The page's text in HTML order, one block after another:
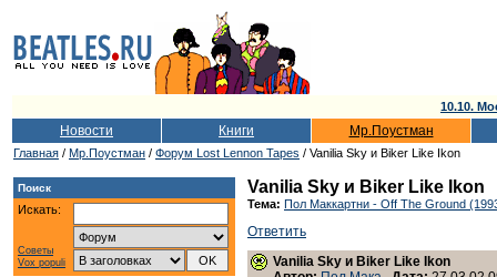
10.10.
Новости Книги Мр.Поустман
Главная / Мр.Поустман / Форум Lost Lennon Tapes / Vanilia Sky и Biker Like Ikon
Поиск
Искать:
Советы
Vox populi
Vanilia Sky и Biker Like Ikon
Тема: Пол Маккартни - Off The Ground
Ответить
Vanilia Sky и Biker Like Ikon